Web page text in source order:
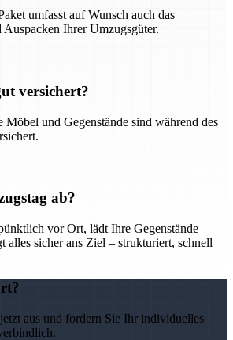
umfasst auf Wunsch auch das
Ihrer Umzugsgüter.
versichert?
Möbel und Gegenstände sind während des
ab?
vor Ort, lädt Ihre Gegenstände
alles sicher ans Ziel – strukturiert, schnell
aus und fordern Sie Ihr individuelles